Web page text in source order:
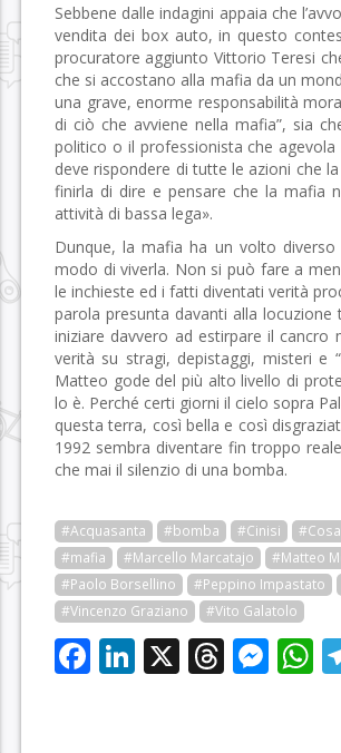
Sebbene dalle indagini appaia che
vendita dei box auto, in questo
procuratore aggiunto Vittorio Teresi
che si accostano alla mafia da un
una grave, enorme responsabilità
di ciò che avviene nella mafia”, sia
politico o il professionista che
deve rispondere di tutte le azioni che
finirla di dire e pensare che la mafia
attività di bassa lega».
Dunque, la mafia ha un volto
modo di viverla. Non si può fare a
le inchieste ed i fatti diventati verità
parola presunta davanti alla
iniziare davvero ad estirpare il
verità su stragi, depistaggi, misteri e
Matteo gode del più alto livello di
lo è. Perché certi giorni il cielo sopra
questa terra, così bella e così
1992 sembra diventare fin troppo
che mai il silenzio di una bomba.
#Acquasanta #bomba #Cinisi
#mafia
#Marcello Marcatajo #Matteo
#Paolo Borsellino
#Peppino Impastato
#Vincenzo Graziano
#Vito Galatolo
Facebook
LinkedIn
X